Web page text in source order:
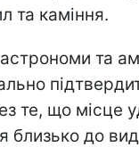
та каміння.
та
те, що місце
близько до